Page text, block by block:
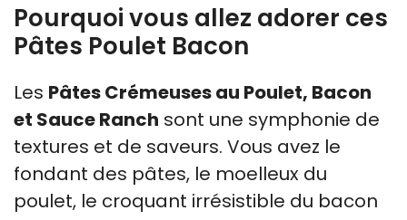
Pourquoi vous allez adorer ces
Pâtes Poulet Bacon
Les Pâtes Crémeuses au Poulet, Bacon
et Sauce Ranch sont une symphonie de
textures et de saveurs. Vous avez le
fondant des pâtes, le moelleux du
poulet, le croquant irrésistible du bacon